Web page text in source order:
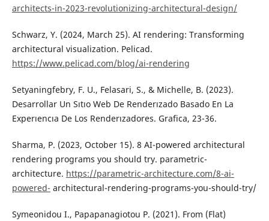
architects-in-2023-revolutionizing-architectural-design/
Schwarz, Y. (2024, March 25). AI rendering: Transforming
architectural visualization. Pelicad.
https://www.pelicad.com/blog/ai-rendering
Setyaningfebry, F. U., Felasari, S., & Michelle, B. (2023).
Desarrollar Un Sıtıo Web De Renderızado Basado En La
Experıencıa De Los Renderızadores. Grafica, 23-36.
Sharma, P. (2023, October 15). 8 AI-powered architectural
rendering programs you should try. parametric-
architecture. https://parametric-architecture.com/8-ai-
powered- architectural-rendering-programs-you-should-try/
Symeonidou I., Papapanagiotou P. (2021). From (Flat)